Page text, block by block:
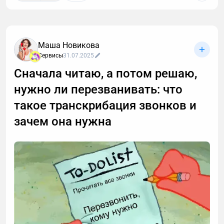
Маша Новикова
Сервисы31.07.2025
Сначала читаю, а потом решаю,
нужно ли перезванивать: что
такое транскрибация звонков и
зачем она нужна